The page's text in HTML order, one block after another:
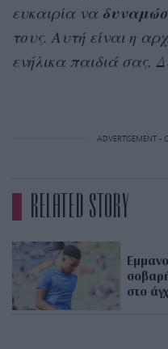
ευκαιρία να
τους. Αυτή είναι η
ενήλικα παιδιά σας.
ADVERTISEMENT -
RELATED STORY
στο